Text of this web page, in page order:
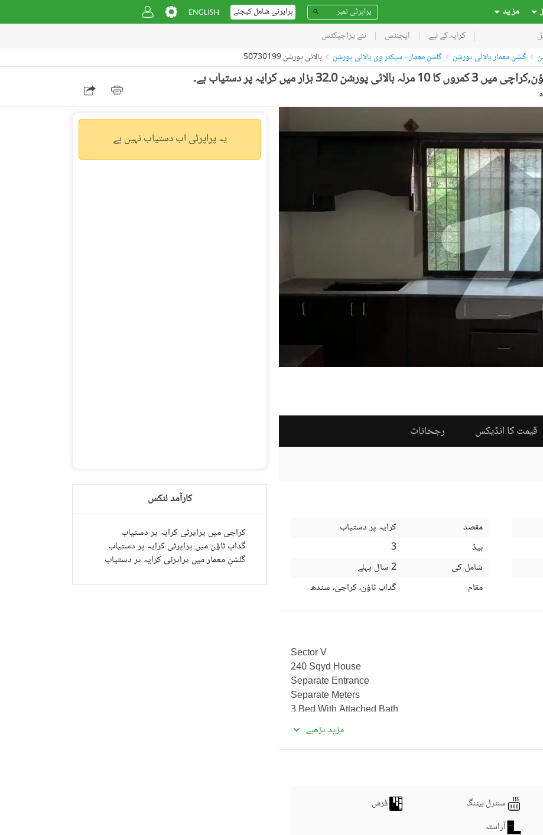
مز ید پراپرٹی شامل کیجئے
کرایہ کے لیے ایجنٹس نئے پراجیکٹس
گلشنِ معمار بالائی پورشن گلشنِ معمار - سیکٹر وی بالائی پورشن بالائی پورشن 50730199
میں کرایہ پر دستیاب ہے۔
قیمت کا انڈیکس رجحانات
مقصد
کرایہ پر دستیاب
بیڈ
3
شامل کی
2 سال پہلے
مقام
گداپ ٹاؤن، کراچی، سندھ
Sector V
240 Sqyd House
Separate Entrance
Separate Meters
3 Bed With Attached Bath
Tv Lounge
American Kitchen
مزید پڑھیے
سنٹرل ہیٹنگ
فرش
آراستہ
یہ پراپرٹی اب دستیاب نہیں ہے
کارآمد لنکس
کراچی میں پراپرٹی کرایہ پر دستیاب
گداپ ٹاؤن میں پراپرٹی کرایہ پر دستیاب
گلشنِ معمار میں پراپرٹی کرایہ پر دستیاب